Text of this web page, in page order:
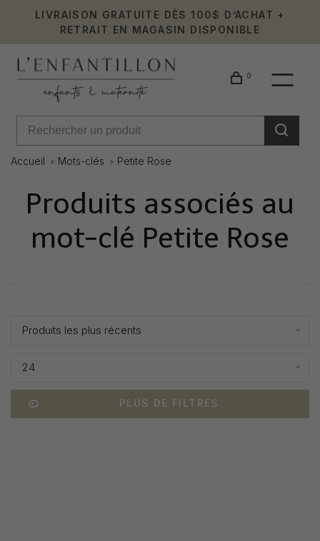
LIVRAISON GRATUITE DÈS 100$ D’ACHAT +
RETRAIT EN MAGASIN DISPONIBLE
0
Accueil Mots-clés Petite Rose
Produits associés au
mot-clé Petite Rose
Produits les plus récents
24
PLUS DE FILTRES